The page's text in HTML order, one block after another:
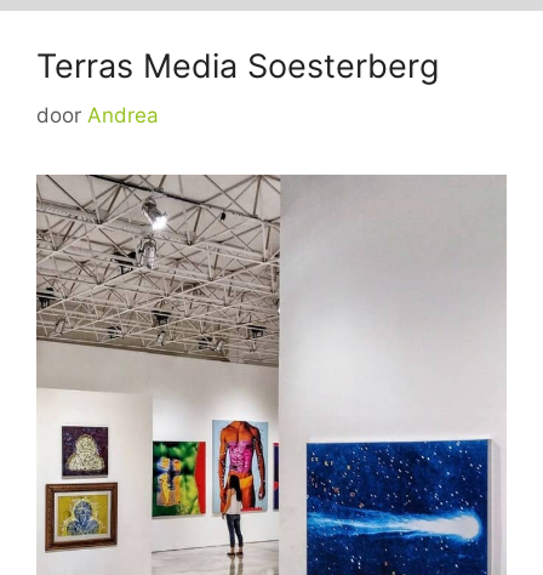
Terras Media Soesterberg
door Andrea